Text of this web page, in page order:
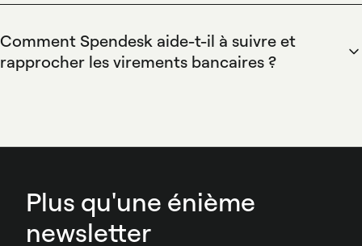
quelques secondes, disponible 24/7. Spendesk permet
cartes virtuelles et la gestion des budgets pour réduire le
recours aux virements, tout en intégrant le suivi et la
Comment Spendesk aide-t-il à suivre et
rapprocher les virements bancaires ?
rapprochement automatique qui associe virements et
Plus qu'une énième
newsletter